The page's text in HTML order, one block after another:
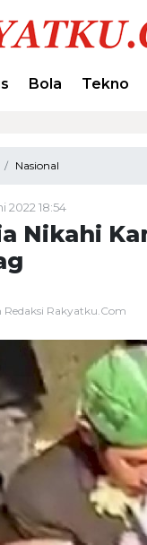
Bola Tekno
Nasional
2022 18:54
Nikahi
Redaksi Rakyatku.Com